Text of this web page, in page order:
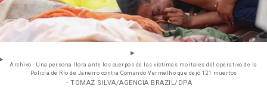
Archivo - Una persona llora ante los cuerpos de las víctimas mortales del operativo de la
Policía de Río de Janeiro contra Comando Vermelho que dejó 121 muertos
- TOMAZ SILVA/AGENCIA BRAZIL/DPA